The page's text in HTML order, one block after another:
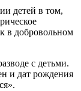
детей в том,
в добровольном
с детьми.
и дат рождения